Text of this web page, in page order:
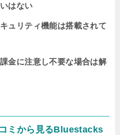
はない
ュリティ機能は搭載されて
金に注意し不要な場合は解
ミから見るBluestacks